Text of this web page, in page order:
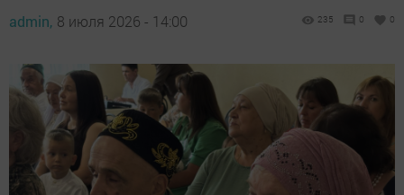
admin, 8 июля 2026 - 14:00 235 0 0